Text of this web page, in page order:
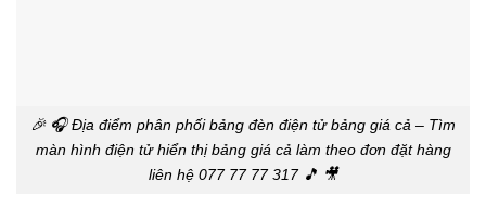
🎉 🎧 Địa điểm phân phối bảng đèn điện tử bảng giá cả – Tìm
màn hình điện tử hiển thị bảng giá cả làm theo đơn đặt hàng
liên hệ 077 77 77 317 🎵 🎥